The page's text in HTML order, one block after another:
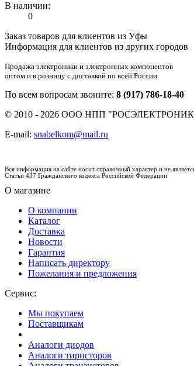
В наличии:
0
Заказ товаров для клиентов из Уфы
Информация для клиентов из других городов
Продажа электроники и электронных компонентов
оптом и в розницу с доставкой по всей России.
По всем вопросам звоните: 8 (917) 786-18-40
© 2010 - 2026 ООО НПП
E-mail: snabelkom@mail.ru
Вся информация на сайте носит справочный характер и не
Статьи 437 Гражданского кодекса Российской Федерации
О магазине
О компании
Каталог
Доставка
Новости
Гарантия
Написать директору
Пожелания и предложения
Сервис:
Мы покупаем
Поставщикам
Аналоги диодов
Аналоги тиристоров